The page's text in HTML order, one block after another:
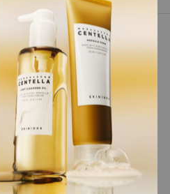
(Korea)
Hyaluronic Cream 50ml
Prettyskin 5 in
50ml
com Pix